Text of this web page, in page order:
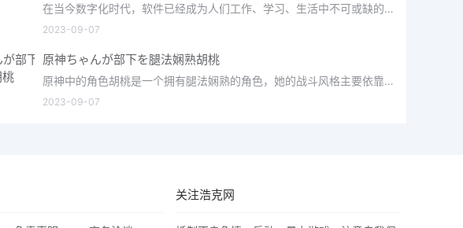
在当今数字化时代，软件已经成为人们工作、学习、生活中不可或缺的一部分。为了方便用户获取各种软件资源，许多
2023-09-07
原神ちゃんが部下を腿法娴熟胡桃
原神中的角色胡桃是一个拥有腿法娴熟的角色，她的战斗风格主要依靠腿部攻击和闪避。在游戏中，胡桃可以通过不断
2023-09-07
关注浩克网